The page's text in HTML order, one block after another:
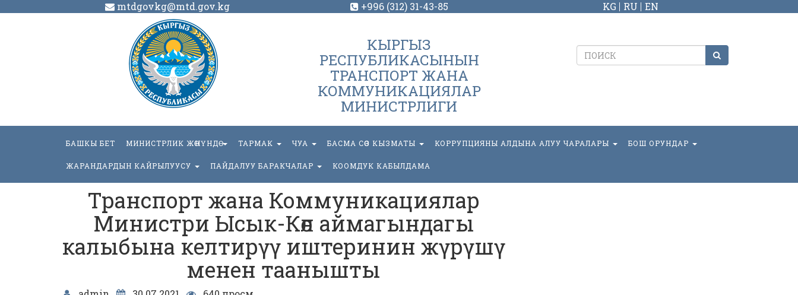
mtdgovkg@mtd.gov.kg +996 (312) 31-43-85 KG RU EN
КЫРГЫЗ
РЕСПУБЛИКАСЫНЫН
ТРАНСПОРТ ЖАНА
КОММУНИКАЦИЯЛАР
МИНИСТРЛИГИ
БАШКЫ БЕТ МИНИСТРЛИК ЖӨНҮНДӨ ТАРМАК ЧУА БАСМА СӨЗ КЫЗМАТЫ КОРРУПЦИЯНЫ АЛДЫНА АЛУУ ЧАРАЛАРЫ БОШ ОРУНДАР
ЖАРАНДАРДЫН КАЙРЫЛУУСУ ПАЙДАЛУУ БАРАКЧАЛАР КООМДУК КАБЫЛДАМА
Транспорт жана Коммуникациялар
Министри Ысык-Көл аймагындагы
калыбына келтирүү иштеринин жүрүшү
менен таанышты